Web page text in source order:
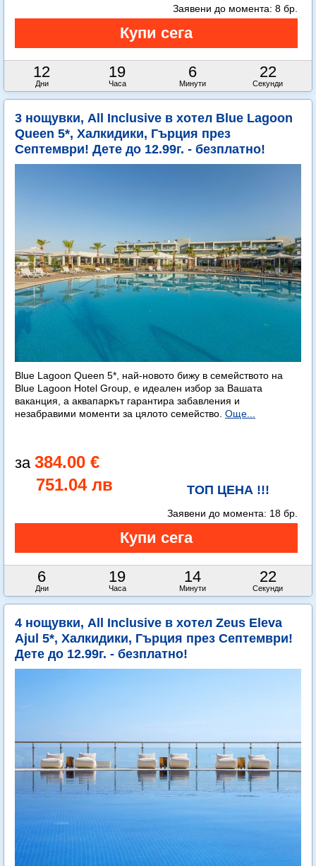
12
Дни
19
Часа
6
Минути
21
Секунди
Заявени до момента: 8 бр.
3 нощувки, All Inclusive в хотел Blue Lagoon
Queen 5*, Халкидики, Гърция през
Септември! Дете до 12.99г. - безплатно!
Blue Lagoon Queen 5*, най-новото бижу в семейството на
Blue Lagoon Hotel Group, е идеален избор за Вашата
ваканция, а аквапаркът гарантира забавления и
незабравими моменти за цялото семейство. Още...
384.00 €
751.04 лв
ТОП ЦЕНА !!!
6
Дни
19
Часа
14
Минути
21
Секунди
Заявени до момента: 18 бр.
4 нощувки, All Inclusive в хотел Zeus Eleva
Ajul 5*, Халкидики, Гърция през Септември!
Дете до 12.99г. - безплатно!